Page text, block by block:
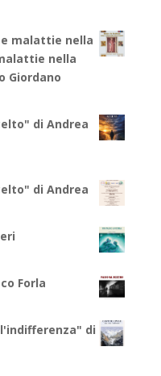
malattie nella
nella
Giordano
di Andrea
di Andrea
Forla
di